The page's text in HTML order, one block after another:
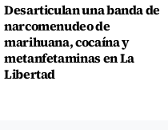
Desarticulan una banda de
narcomenudeo de
marihuana, cocaína y
metanfetaminas en La
Libertad